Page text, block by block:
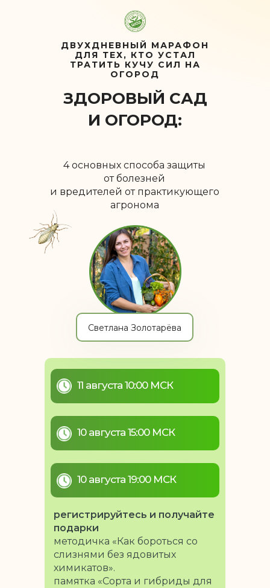
ДВУХДНЕВНЫЙ МАРАФОН
ДЛЯ ТЕХ, КТО УСТАЛ
ТРАТИТЬ КУЧУ СИЛ НА
ОГОРОД
ЗДОРОВЫЙ САД
И ОГОРОД:
4 основных способа защиты
от болезней
и вредителей от практикующего
агронома
Светлана Золотарёва
регистрируйтесь и получайте
подарки
методичка «Как бороться со
слизнями без ядовитых
химикатов».
памятка «Сорта и гибриды для
10 августа 15:00 МСК
10 августа 19:00 МСК
11 августа 10:00 МСК